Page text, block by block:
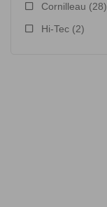
Cornilleau (28)
Hi-Tec (2)